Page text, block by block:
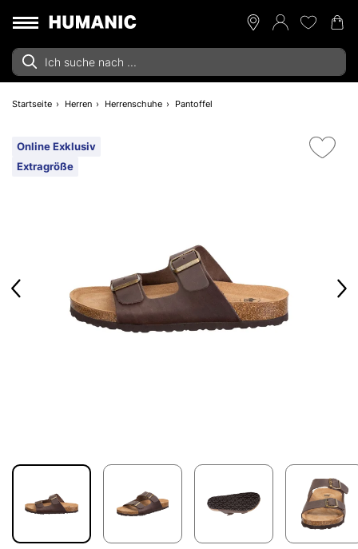
Startseite Herren Herrenschuhe Pantoffel
Online Exklusiv
Extragröße